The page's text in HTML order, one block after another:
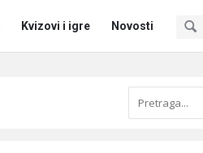
Kvizovi i igre Novosti